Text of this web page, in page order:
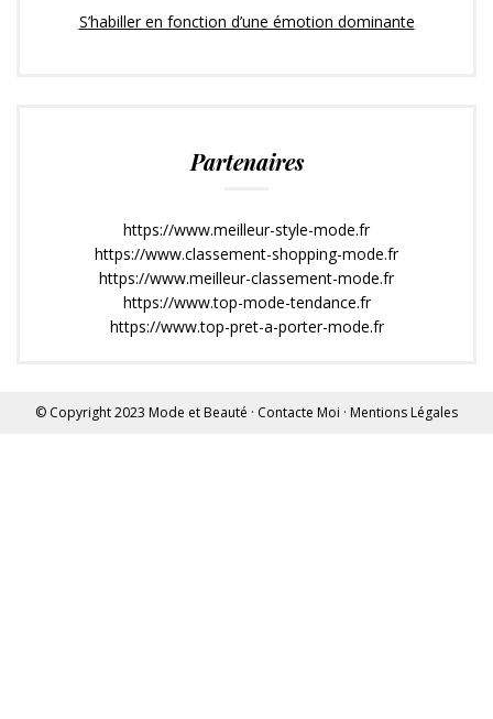
S’habiller en fonction d’une émotion dominante
Partenaires
https://www.meilleur-style-mode.fr
https://www.classement-shopping-mode.fr
https://www.meilleur-classement-mode.fr
https://www.top-mode-tendance.fr
https://www.top-pret-a-porter-mode.fr
© Copyright 2023 Mode et Beauté · Contacte Moi · Mentions Légales